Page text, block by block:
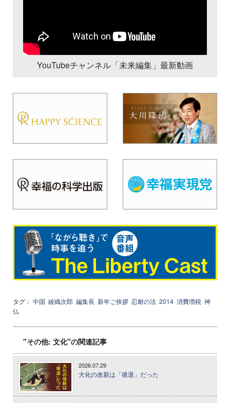
YouTubeチャンネル「未来編集」最新動画
タグ： 中国 綾織次郎 編集長 新年ご挨拶 忍耐の法 2014 消費増税 神
仏
"その他: 文化"の関連記事
2026.07.29
大化の改新は「後退」だった